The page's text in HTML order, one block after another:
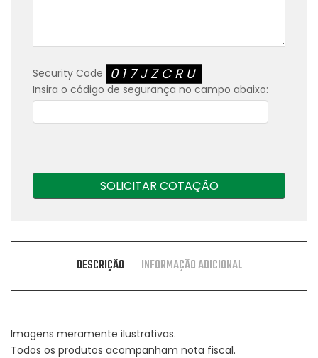
Security Code 017JZCRU
Insira o código de segurança no campo abaixo:
SOLICITAR COTAÇÃO
DESCRIÇÃO INFORMAÇÃO ADICIONAL
Imagens meramente ilustrativas.
Todos os produtos acompanham nota fiscal.